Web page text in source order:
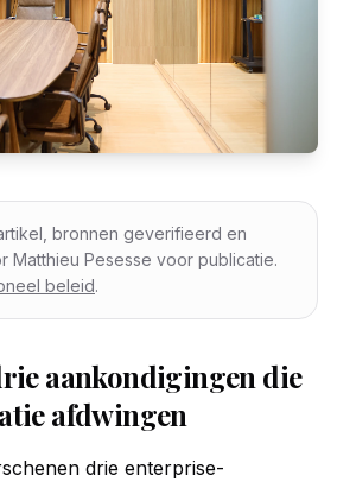
bronnen geverifieerd en
Matthieu Pesesse voor publicatie.
beleid.
aankondigingen die
afdwingen
drie enterprise-